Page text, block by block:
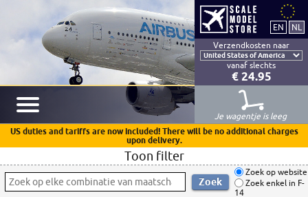
Verzendkosten naar
vanaf slechts
€ 24.95
Je wagentje is leeg
US duties and tariffs are now included! There will be no additional charges
upon delivery.
Toon filter
Zoek op website
Zoek enkel in F-
14